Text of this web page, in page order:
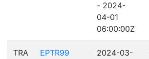
- 2024-
04-01
06:00:00Z
TRA EPTR99
2024-03-